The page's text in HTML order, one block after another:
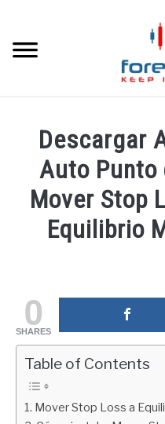
content
HOME ESPAÑOLA
LOS MEJORES
CONTACT
Descargar
Auto Punto
Mover Stop
Equilibrio
in
Educación
financiera
0
SHARES
Table of Contents
Mover Stop Loss a